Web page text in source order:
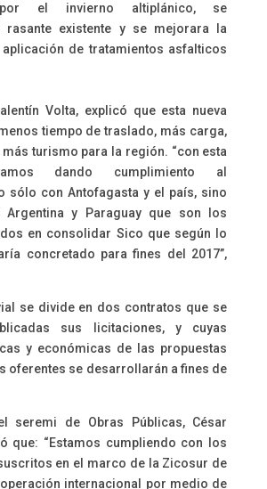
por el invierno altiplánico, se
rasante existente y se mejorara la
de tratamientos asfalticos
Volta, explicó que esta nueva
tiempo de traslado, más carga,
turismo para la región. “con esta
dando cumplimiento al
sólo con Antofagasta y el país, sino
Argentina y Paraguay que son los
en consolidar Sico que según lo
concretado para fines del 2017”,
se divide en dos contratos que se
sus licitaciones, y cuyas
y económicas de las propuestas
oferentes se desarrollarán a fines de
seremi de Obras Públicas, César
que: “Estamos cumpliendo con los
en el marco de la Zicosur de
internacional por medio de